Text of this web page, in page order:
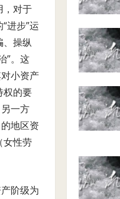
，对于
进步”运
、操纵
”。这
小资产
权的要
一方
地区资
女性劳
阶级为